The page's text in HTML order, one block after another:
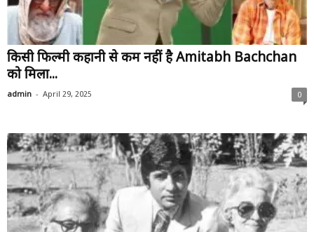
किसी फिल्मी कहानी से कम नहीं है Amitabh Bachchan
को मिला...
admin - April 29, 2025 0